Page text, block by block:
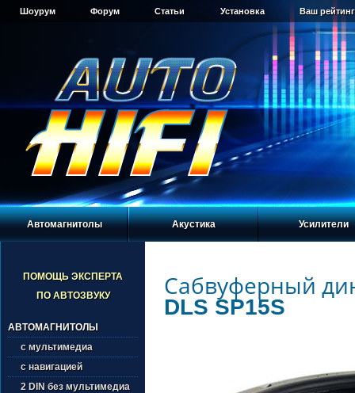
Шоурум Форум Статьи Установка Ваш
Автомагнитолы Акустика Усилители
ПОМОЩЬ ЭКСПЕРТА
ПО АВТОЗВУКУ
АВТОМАГНИТОЛЫ
с мультимедиа
с навигацией
2 DIN без мультимедиа
Сабвуферный
DLS SP15S